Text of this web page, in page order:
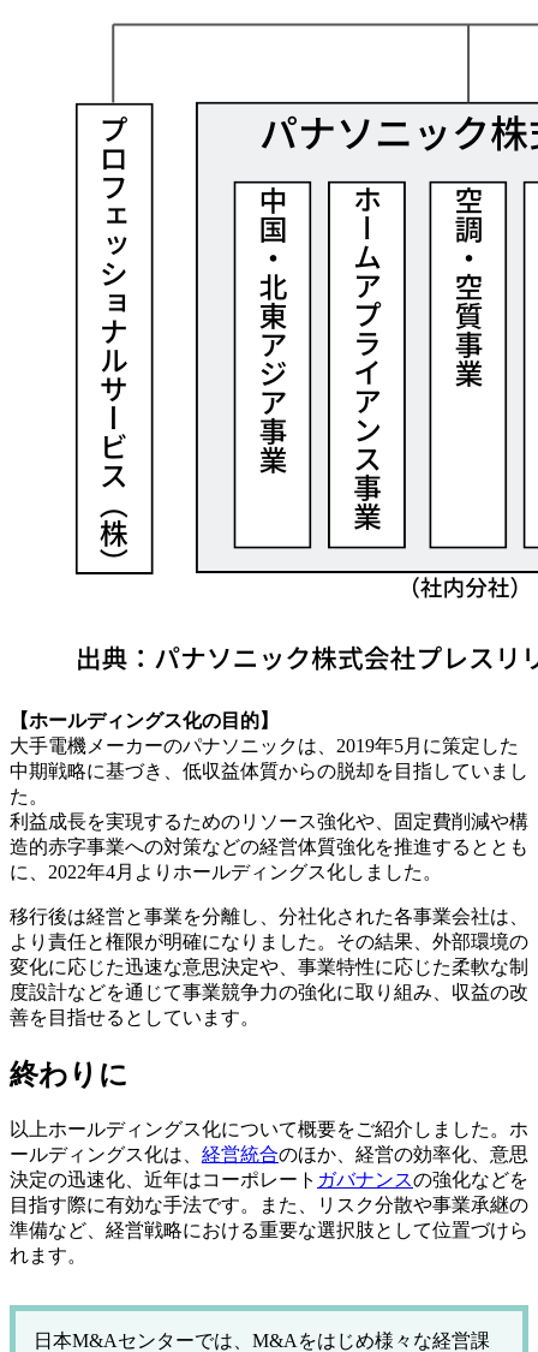
【ホールディングス化の目的】
大手電機メーカーのパナソニックは、2019年5月に策定した
中期戦略に基づき、低収益体質からの脱却を目指していまし
た。
利益成長を実現するためのリソース強化や、固定費削減や構
造的赤字事業への対策などの経営体質強化を推進するととも
に、2022年4月よりホールディングス化しました。
移行後は経営と事業を分離し、分社化された各事業会社は、
より責任と権限が明確になりました。その結果、外部環境の
変化に応じた迅速な意思決定や、事業特性に応じた柔軟な制
度設計などを通じて事業競争力の強化に取り組み、収益の改
善を目指せるとしています。
終わりに
以上ホールディングス化について概要をご紹介しました。ホ
ールディングス化は、 経営統合のほか、経営の効率化、意思
決定の迅速化、近年はコーポレート ガバナンスの強化などを
目指す際に有効な手法です。また、リスク分散や事業承継の
準備など、経営戦略における重要な選択肢として位置づけら
れます。
日本M&Aセンターでは、M&Aをはじめ様々な経営課